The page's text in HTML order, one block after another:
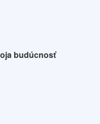
budúcnosť